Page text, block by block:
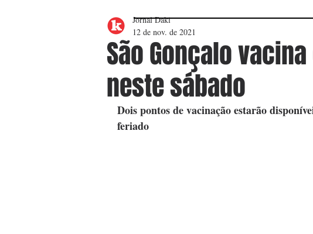
São Gonçalo
neste sábado
Jornal Daki
12 de nov. de 2021
Dois pontos de vacinação estarão
feriado